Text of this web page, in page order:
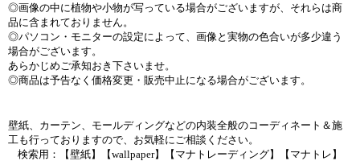
◎画像の中に植物や小物が写っている場合がございますが、それらは商
品に含まれておりません。
◎パソコン・モニターの設定によって、画像と実物の色合いが多少違う
場合がございます。
あらかじめご承知おき下さいませ。
◎商品は予告なく価格変更・販売中止になる場合がございます。
壁紙、カーテン、モールディングなどの内装全般のコーディネート＆施
工も行っておりますので、お気軽にご相談ください。
検索用：【壁紙】【wallpaper】【マナトレーディング】【マナトレ】